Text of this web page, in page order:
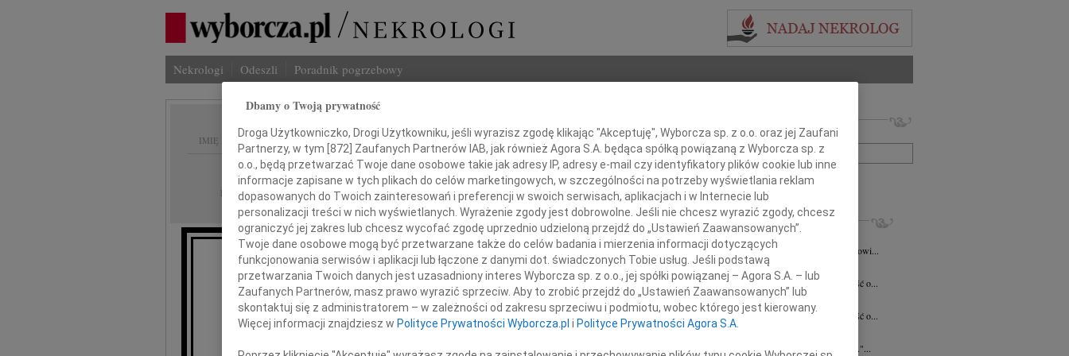
Nekrologi Odeszli Poradnik pogrzebowy
IMIĘ I NAZWISKO:
REGION: Kielce
DATA EMISJI: 19.05.2017
Sebastianowi Wiśniewskiemu
wyrazy głębokiego żalu i współczucia
Imię i nazwisko lub numer ogłoszenia:
+ szukanie zaawansowane
INNE NEKROLOGI
Bożena Szostakiewicz 20.07.2026
Drogiemu Koledze Panu Notariuszowi Piotrowi...
20.05.2026Kielce
Z głębokim smutkiem przyjęliśmy wiadomość o...
Damian Pełka
15.04.2026
Z głębokim smutkiem przyjęliśmy wiadomość o...
Emilia Czekaj
"Nie umiera ten, kto trwa w pamięci żywych."...
Dbamy o Twoją prywatność
Droga Użytkowniczko, Drogi Użytkowniku, jeśli wyrazisz zgodę klikając "Akceptuję", Wyborcza sp. z o.o. oraz jej Zaufani
Partnerzy, w tym [872] Zaufanych Partnerów IAB, jak również Agora S.A. będąca spółką powiązaną z Wyborcza sp. z
o.o., będą przetwarzać Twoje dane osobowe takie jak adresy IP, adresy e-mail czy identyfikatory plików cookie lub inne
informacje zapisane w tych plikach do celów marketingowych, w szczególności na potrzeby wyświetlania reklam
dopasowanych do Twoich zainteresowań i preferencji w swoich serwisach, aplikacjach i w Internecie lub
personalizacji treści w nich wyświetlanych. Wyrażenie zgody jest dobrowolne. Jeśli nie chcesz wyrazić zgody, chcesz
ograniczyć jej zakres lub chcesz wycofać zgodę uprzednio udzieloną przejdź do „Ustawień Zaawansowanych”.
Twoje dane osobowe mogą być przetwarzane także do celów badania i mierzenia informacji dotyczących
funkcjonowania serwisów i aplikacji lub łączone z danymi dot. świadczonych Tobie usług. Jeśli podstawą
przetwarzania Twoich danych jest uzasadniony interes Wyborcza sp. z o.o., jej spółki powiązanej – Agora S.A. – lub
Zaufanych Partnerów, masz prawo wyrazić sprzeciw. Aby to zrobić przejdź do „Ustawień Zaawansowanych” lub
skontaktuj się z administratorem – w zależności od zakresu sprzeciwu i podmiotu, wobec którego jest kierowany.
Więcej informacji znajdziesz w Polityce Prywatności Wyborcza.pl i Polityce Prywatności Agora S.A.